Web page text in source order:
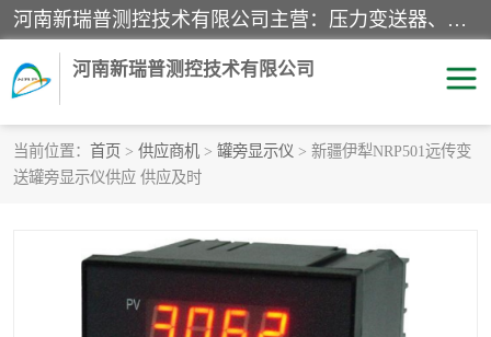
河南新瑞普测控技术有限公司主营：压力变送器、液位变送器、差压变送器、雷达料位计、电容物位计、温度显示控制仪表、电量变送器、流量计、工业自动化系统成套设备。
河南新瑞普测控技术有限公司
当前位置： 首页 > 供应商机 > 罐旁显示仪 > 新疆伊犁NRP501远传变
送罐旁显示仪供应 供应及时
霍尼韦尔压力变送器
1151/3351产品分类 精巧型压力变送器